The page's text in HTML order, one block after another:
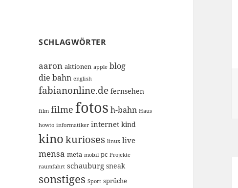
SCHLAGWÖRTER
aaron aktionen apple blog
die bahn english
fabianonline.de fernsehen
film filme fotos h-bahn Haus
howto informatiker internet kind
kinokurioses linux live
mensa meta mobil pc Projekte
raumfahrt schauburg sneak
sonstiges Sport sprüche